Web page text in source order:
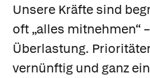
Unsere Kräfte sind
oft „alles mitnehmen“
Überlastung.
vernünftig und ganz